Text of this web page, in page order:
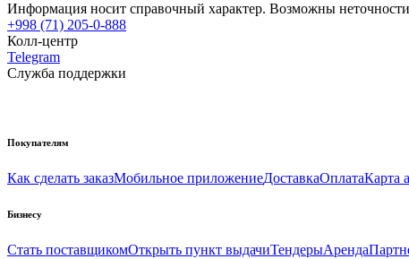
Информация носит справочный характер. Возможны
+998 (71) 205-0-888
Колл-центр
Telegram
Служба поддержки
Покупателям
Как сделать заказМобильное приложениеДоставкаОплатаКарта
Бизнесу
Стать поставщикомОткрыть пункт выдачиТендерыАренда